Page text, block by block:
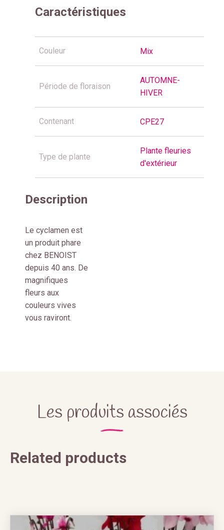
Caractéristiques
Couleur Mix
Période de floraison
AUTOMNE-
HIVER
Contenant CPE27
Type de plante
Plante fleuries
d'extérieur
Description
Le cyclamen est
un produit phare
chez BENOIST
depuis 40 ans. De
magnifiques
fleurs aux
couleurs vives
vous raviront.
Les produits associés
Related products